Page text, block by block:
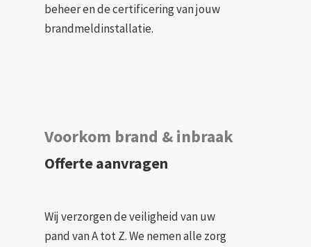
beheer en de certificering van jouw
brandmeldinstallatie.
Voorkom brand & inbraak
Offerte aanvragen
Wij verzorgen de veiligheid van uw
pand van A tot Z. We nemen alle zorg